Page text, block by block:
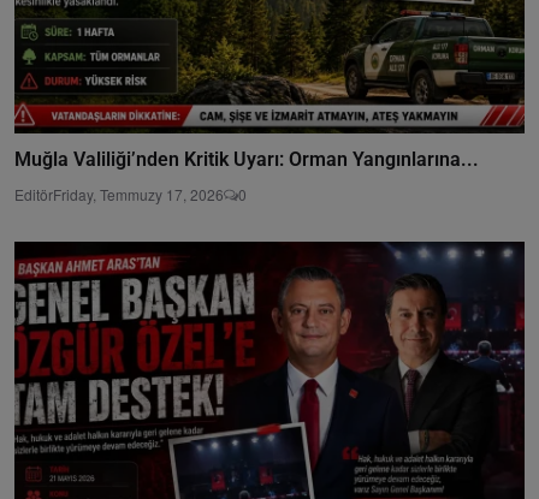
Muğla Valiliği’nden Kritik Uyarı: Orman Yangınlarına...
EditörFriday, Temmuzy 17, 2026 0